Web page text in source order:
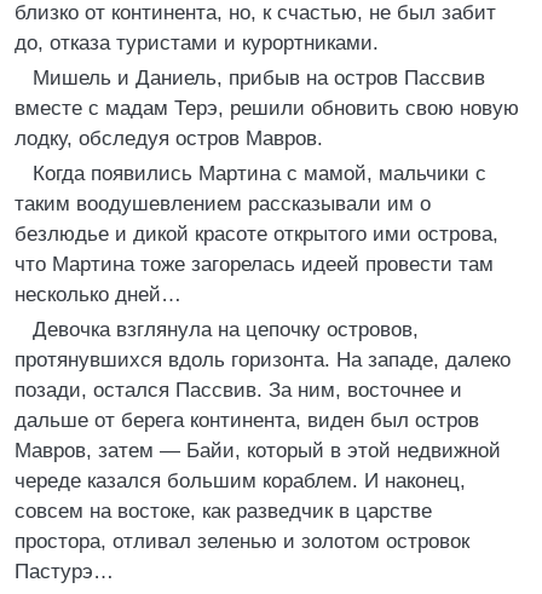
близко от континента, но, к счастью, не был забит
до, отказа туристами и курортниками.
Мишель и Даниель, прибыв на остров Пассвив
вместе с мадам Терэ, решили обновить свою новую
лодку, обследуя остров Мавров.
Когда появились Мартина с мамой, мальчики с
таким воодушевлением рассказывали им о
безлюдье и дикой красоте открытого ими острова,
что Мартина тоже загорелась идеей провести там
несколько дней…
Девочка взглянула на цепочку островов,
протянувшихся вдоль горизонта. На западе, далеко
позади, остался Пассвив. За ним, восточнее и
дальше от берега континента, виден был остров
Мавров, затем — Байи, который в этой недвижной
череде казался большим кораблем. И наконец,
совсем на востоке, как разведчик в царстве
простора, отливал зеленью и золотом островок
Пастурэ…